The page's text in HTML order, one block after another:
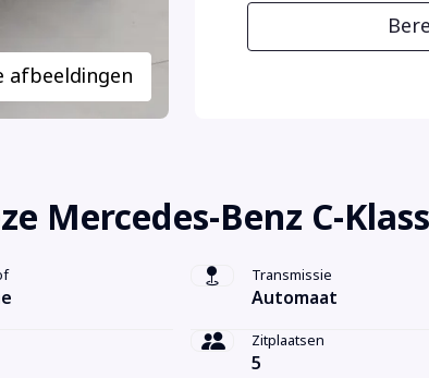
afbeeldingen
Mercedes-Benz C-
Transmissie
Automaat
Zitplaatsen
5